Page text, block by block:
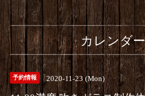
カレンダー
予約情報 2020-11-23 (Mon)